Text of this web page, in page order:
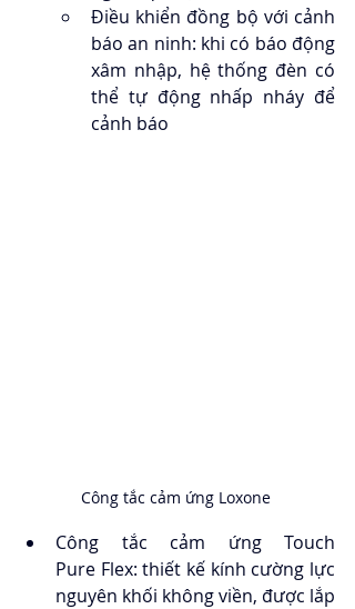
Điều khiển đồng bộ với cảnh
báo an ninh: khi có báo động
xâm nhập, hệ thống đèn có
thể tự động nhấp nháy để
cảnh báo
Công tắc cảm ứng Loxone
Công tắc cảm ứng Touch
Pure Flex: thiết kế kính cường lực
nguyên khối không viền, được lắp